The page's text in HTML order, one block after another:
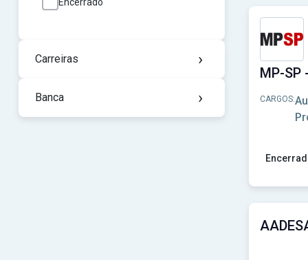
Carreiras ›
Banca › CARGOS: